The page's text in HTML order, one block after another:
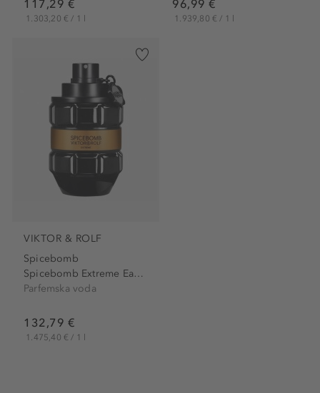
117,29 €
1.303,20 € / 1 l
96,99 €
1.939,80 € / 1 l
VIKTOR & ROLF
Spicebomb
Spicebomb Extreme Eau de...
Parfemska voda
132,79 €
1.475,40 € / 1 l